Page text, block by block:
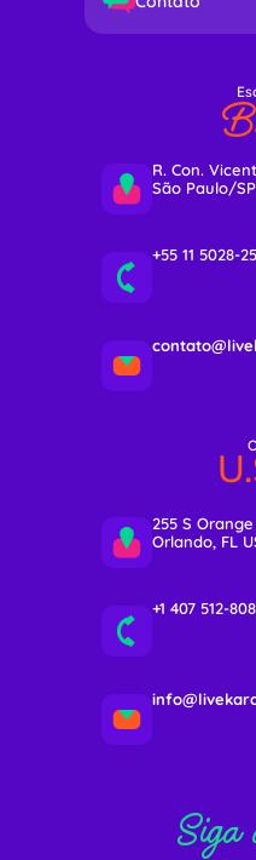
R. Con.
São Paulo/
+55 11 5028-
255 S
Orlando, FL
+1 407 512-
Siga